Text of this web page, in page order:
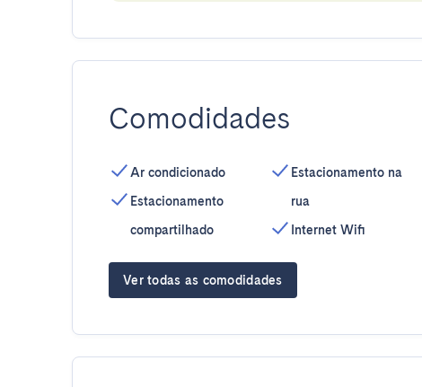
Comodidades
Ar condicionado
Estacionamento
compartilhado
Estacionamento na
rua
Internet Wifi
Ver todas as comodidades